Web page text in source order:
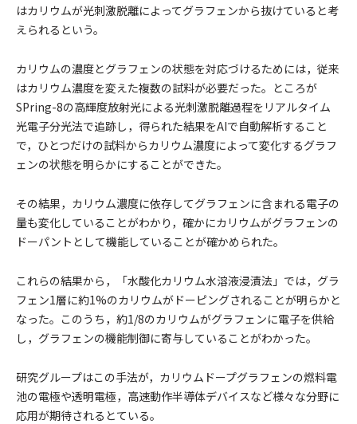
はカリウムが光刺激脱離によってグラフェンから抜けていると考
えられるという。
カリウムの濃度とグラフェンの状態を対応づけるためには，従来
はカリウム濃度を変えた複数の試料が必要だった。ところが
SPring-8の高輝度放射光による光刺激脱離過程をリアルタイム
光電子分光法で追跡し，得られた結果をAIで自動解析すること
で，ひとつだけの試料からカリウム濃度によって変化するグラフ
ェンの状態を明らかにすることができた。
その結果，カリウム濃度に依存してグラフェンに含まれる電子の
量も変化していることがわかり，確かにカリウムがグラフェンの
ドーパントとして機能していることが確かめられた。
これらの結果から，「水酸化カリウム水溶液浸漬法」では，グラ
フェン1層に約1%のカリウムがドーピングされることが明らかと
なった。このうち，約1/8のカリウムがグラフェンに電子を供給
し，グラフェンの機能制御に寄与していることがわかった。
研究グループはこの手法が，カリウムドープグラフェンの燃料電
池の電極や透明電極，高速動作半導体デバイスなど様々な分野に
応用が期待されるとている。